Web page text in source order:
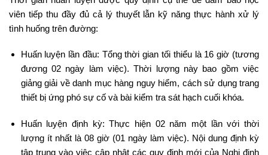
viên tiếp thu đầy đủ cả lý thuyết lẫn kỹ năng thực hành xử lý
tình huống trên đường:
Huấn luyện lần đầu: Tổng thời gian tối thiểu là 16 giờ (tương
đương 02 ngày làm việc). Thời lượng này bao gồm việc
giảng giải về danh mục hàng nguy hiểm, cách sử dụng trang
thiết bị ứng phó sự cố và bài kiểm tra sát hạch cuối khóa.
Huấn luyện định kỳ: Thực hiện 02 năm một lần với thời
lượng ít nhất là 08 giờ (01 ngày làm việc). Nội dung định kỳ
tập trung vào việc cập nhật các quy định mới của Nghị định